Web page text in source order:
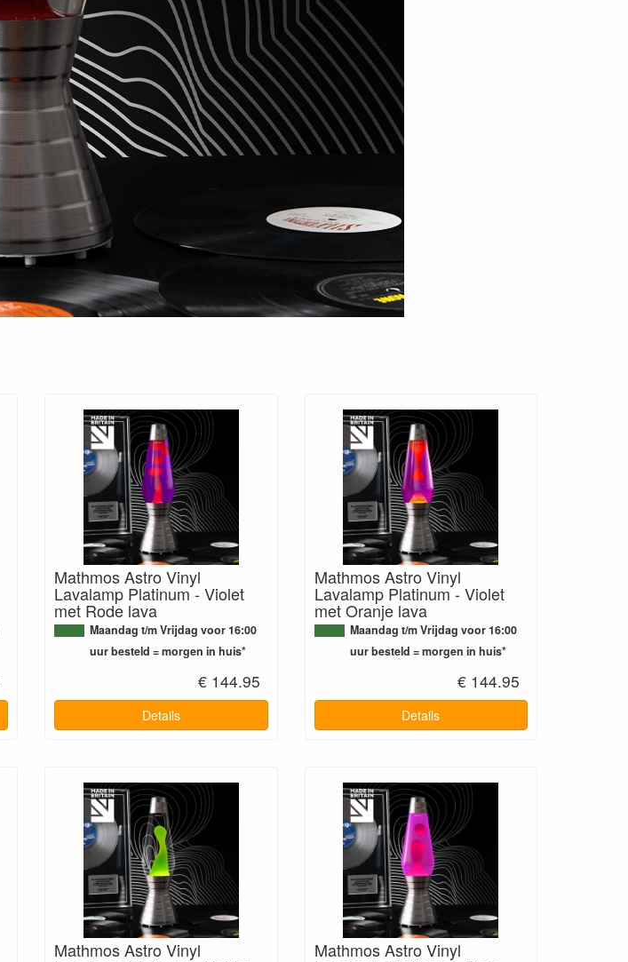
Mathmos Astro Vinyl
Lavalamp Platinum - Violet
met Rode lava
Maandag t/m Vrijdag voor 16:00
uur besteld = morgen in huis*
€ 144.95
Details
Mathmos Astro Vinyl
Lavalamp Platinum - Violet
met Oranje lava
Maandag t/m Vrijdag voor 16:00
uur besteld = morgen in huis*
€ 144.95
Details
Mathmos Astro Vinyl Mathmos Astro Vinyl